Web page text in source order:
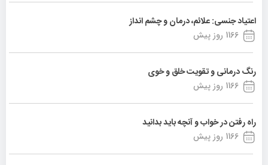
اعتیاد جنسی: علائم، درمان و چشم انداز
1166 روز پیش
رنگ درمانی و تقویت خلق و خوی
1166 روز پیش
راه رفتن در خواب و آنچه باید بدانید
1166 روز پیش